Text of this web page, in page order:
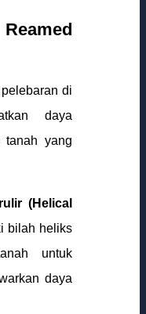
di
daya
tanah yang
(Helical
bilah heliks
untuk
daya